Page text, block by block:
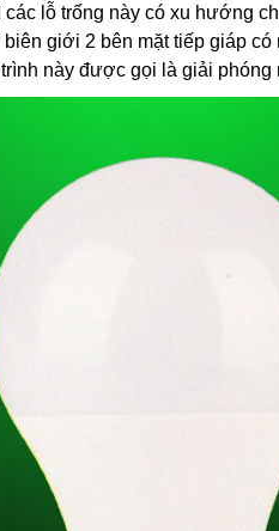
lỗ trống này có xu hướng
giới 2 bên mặt tiếp giáp
này được gọi là giải